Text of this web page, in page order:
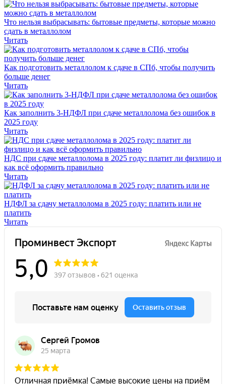
Что нельзя выбрасывать: бытовые предметы, которые можно
сдать в металлолом
Читать
Как подготовить металлолом к сдаче в СПб, чтобы получить
больше денег
Читать
Как заполнить 3-НДФЛ при сдаче металлолома без ошибок в
2025 году
Читать
НДС при сдаче металлолома в 2025 году: платит ли физлицо и
как всё оформить правильно
Читать
НДФЛ за сдачу металлолома в 2025 году: платить или не
платить
Читать